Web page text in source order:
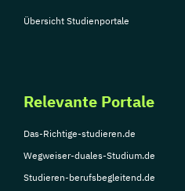
Übersicht Studienportale
Relevante Portale
Das-Richtige-studieren.de
Wegweiser-duales-Studium.de
Studieren-berufsbegleitend.de